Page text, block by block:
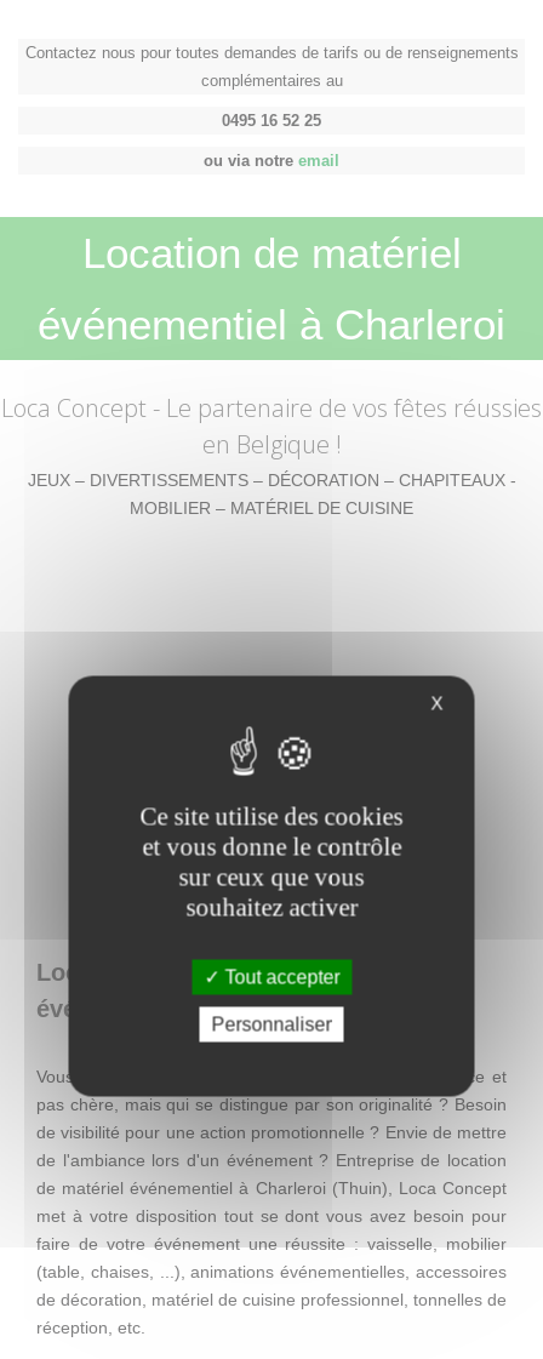
Contactez nous pour toutes demandes de tarifs ou de renseignements
complémentaires au
0495 16 52 25
ou via notre email
Location de matériel
événementiel à Charleroi
Loca Concept - Le partenaire de vos fêtes réussies
en Belgique !
JEUX – DIVERTISSEMENTS – DÉCORATION – CHAPITEAUX -
MOBILIER – MATÉRIEL DE CUISINE
Loca Concept : location de matériel
événementiel en Belgique
Vous recherchez une décoration facile à mettre en place et
pas chère, mais qui se distingue par son originalité ? Besoin
de visibilité pour une action promotionnelle ? Envie de mettre
de l'ambiance lors d'un événement ? Entreprise de location
de matériel événementiel à Charleroi (Thuin), Loca Concept
met à votre disposition tout se dont vous avez besoin pour
faire de votre événement une réussite : vaisselle, mobilier
(table, chaises, ...), animations événementielles, accessoires
de décoration, matériel de cuisine professionnel, tonnelles de
réception, etc.
X
Ce site utilise des cookies
et vous donne le contrôle
sur ceux que vous
souhaitez activer
Tout accepter
Personnaliser